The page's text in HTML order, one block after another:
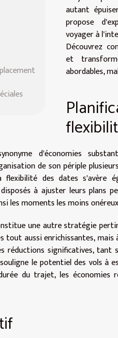
autant
propose
voyager à
Découvrez
et
abordables,
d'économies
de son périple
des dates s'avère
à ajuster leurs plans
les moments les moins
une autre stratégie
tout aussi enrichissantes,
réductions significatives,
le potentiel des vols à
du trajet, les